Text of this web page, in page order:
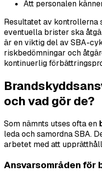
Att personalen
Resultatet av kontrollerna
eventuella brister ska
är en viktig del av SBA-
riskbedömningar och
kontinuerlig
och vad gör de?
Som nämnts utses ofta en
leda och samordna SBA.
arbetet med att
Ansvarsområden för